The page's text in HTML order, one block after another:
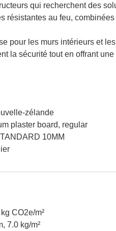
qui recherchent des
résistantes au feu,
pour les murs intérieurs et
la sécurité tout en offrant une
zélande
plaster board, regular
10MM
CO2e/m²
7.0 kg/m²